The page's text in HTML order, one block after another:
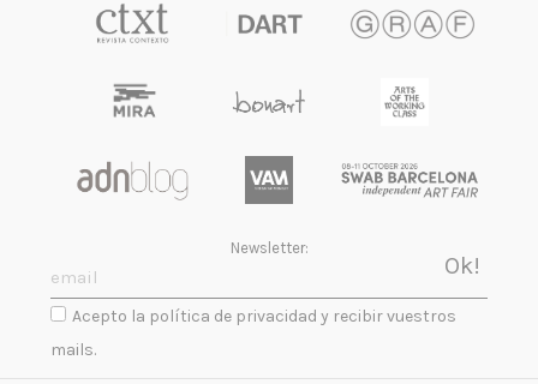
Newsletter:
Acepto la política de privacidad y recibir vuestros
mails.